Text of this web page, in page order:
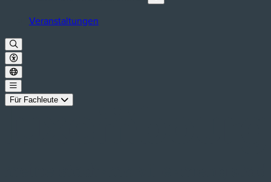
Veranstaltungen
Für Fachleute